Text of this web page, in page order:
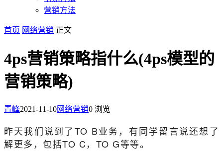
营销方法
首页 网络营销 正文
4ps营销策略指什么(4ps模型的
营销策略)
青峰2021-11-10网络营销0 浏览
昨天我们说到了TO B业务，有同学留言说还想了
解更多，包括TO C，TO G等等。